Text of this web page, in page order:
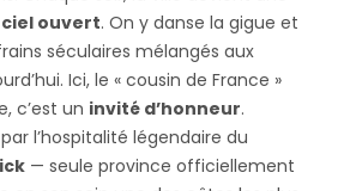
ouvert. On y danse la gigue et
séculaires mélangés aux
Ici, le « cousin de France »
c’est un invité d’honneur.
l’hospitalité légendaire du
— seule province officiellement